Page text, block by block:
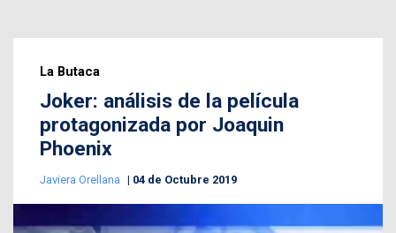
La Butaca
Joker: análisis de la película
protagonizada por Joaquin
Phoenix
Javiera Orellana 04 de Octubre 2019